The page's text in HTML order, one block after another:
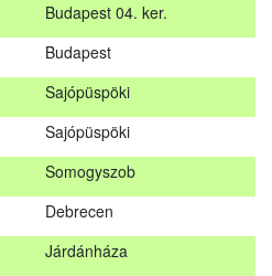
Budapest 04. ker.
Budapest
Sajópüspöki
Sajópüspöki
Somogyszob
Debrecen
Járdánháza
Regéc
Hercegszántó
Pilisszentiván
Budapest 04. ker.
Budapest